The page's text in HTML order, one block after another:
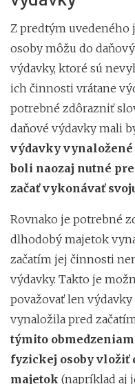
Z predtým uvedeného
osoby môžu do
výdavky, ktoré sú
ich činnosti vrátane
potrebné zdôrazniť
daňové výdavky mali
výdavky
boli naozaj nutné
začať vykonávať
Rovnako je potrebné
dlhodobý majetok
začatím jej činnosti
výdavky. Takto je
považovať len výdavky
vynaložila pred
týmito
fyzickej osoby vložiť
majetok (napríklad aj